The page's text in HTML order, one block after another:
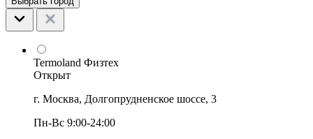
Termoland Физтех
Открыт
г. Москва, Долгопрудненское шоссе, 3
Пн-Вс 9:00-24:00